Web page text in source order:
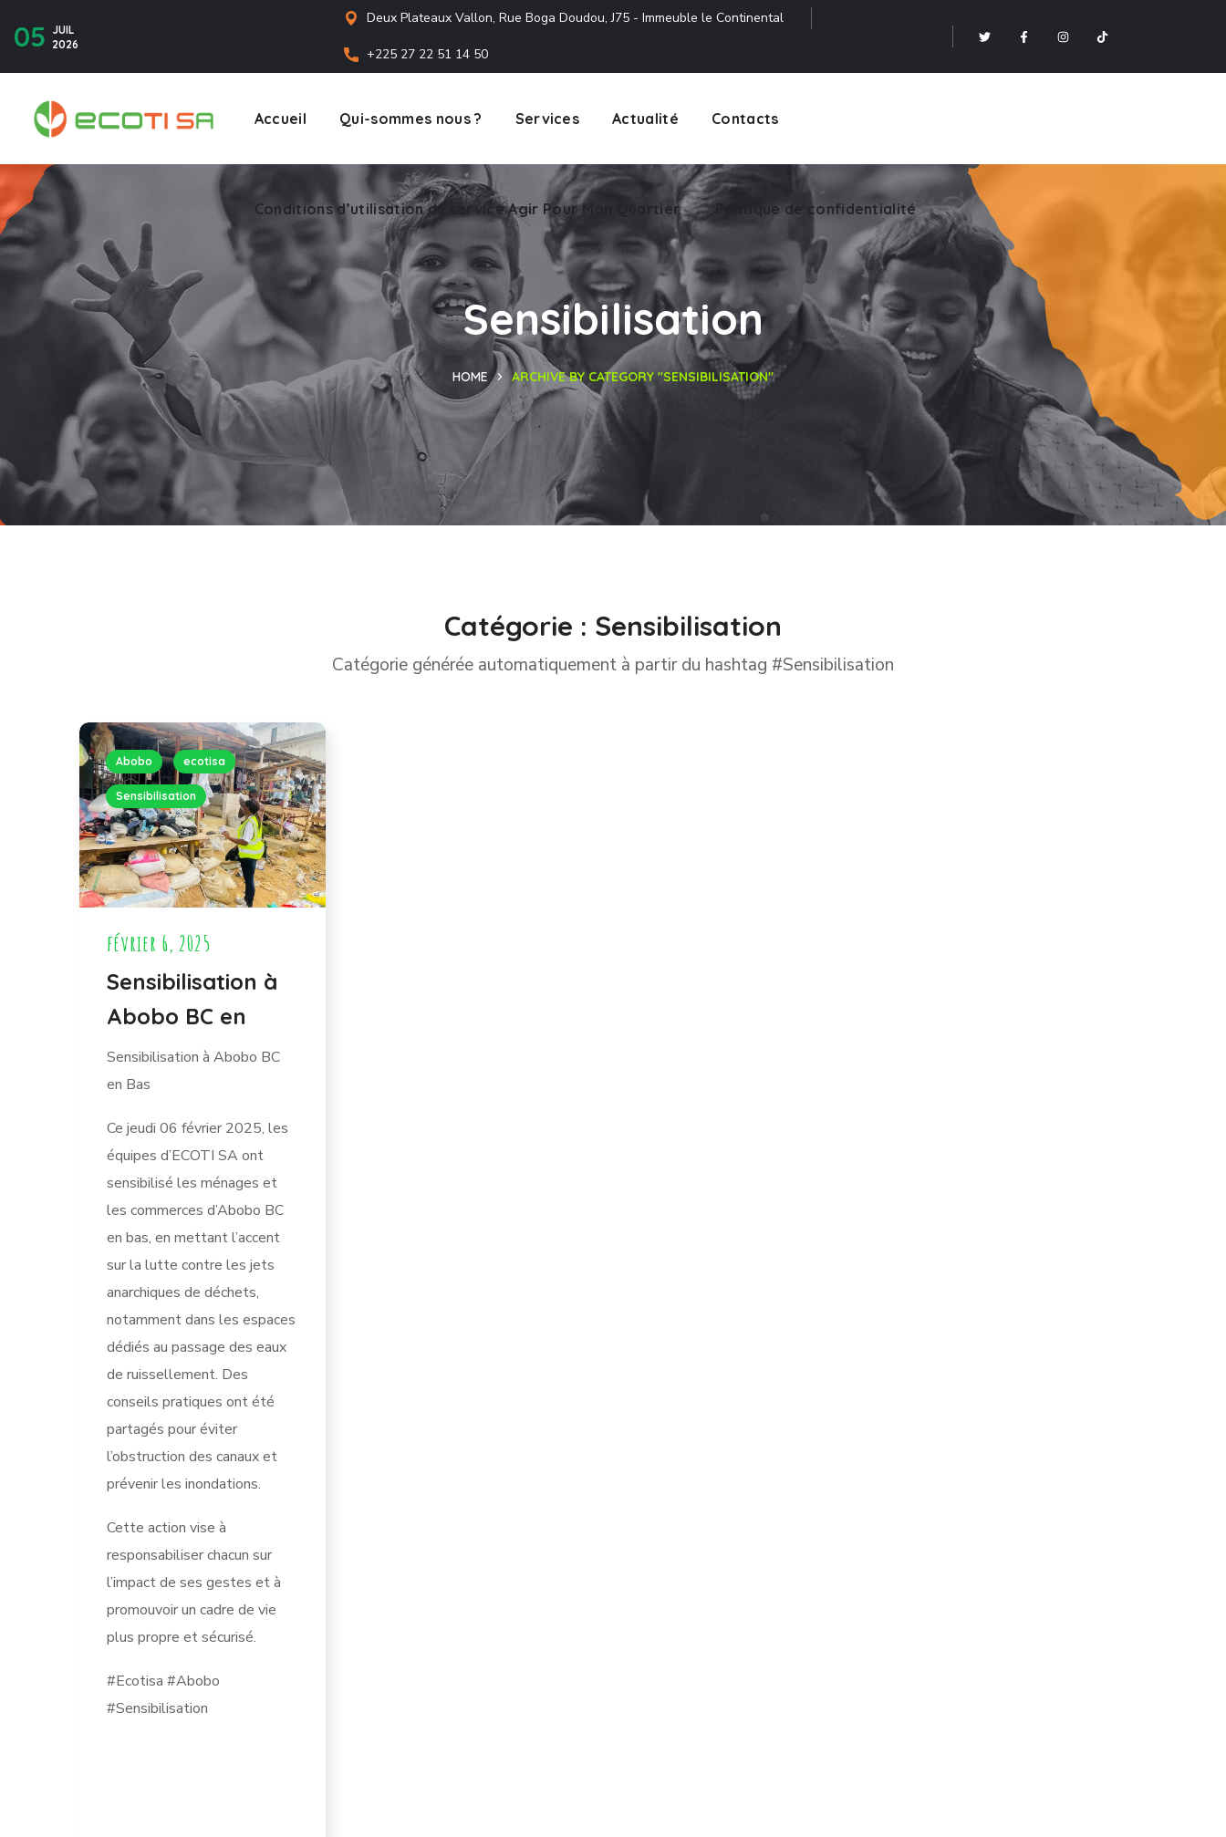
05 JUIL
2026
Deux Plateaux Vallon, Rue Boga Doudou, J75 - Immeuble le Continental
+225 27 22 51 14 50
Accueil Qui-sommes nous ? Services Actualité Contacts
Conditions d’utilisation du service Agir Pour Mon Quartier. Politique de confidentialité
Sensibilisation
HOME ARCHIVE BY CATEGORY "SENSIBILISATION"
Catégorie : Sensibilisation
Catégorie générée automatiquement à partir du hashtag #Sensibilisation
Abobo ecotisa
Sensibilisation
février 6, 2025
Sensibilisation à
Abobo BC en
Sensibilisation à Abobo BC
en Bas
Ce jeudi 06 février 2025, les
équipes d’ECOTI SA ont
sensibilisé les ménages et
les commerces d’Abobo BC
en bas, en mettant l’accent
sur la lutte contre les jets
anarchiques de déchets,
notamment dans les espaces
dédiés au passage des eaux
de ruissellement. Des
conseils pratiques ont été
partagés pour éviter
l’obstruction des canaux et
prévenir les inondations.
Cette action vise à
responsabiliser chacun sur
l’impact de ses gestes et à
promouvoir un cadre de vie
plus propre et sécurisé.
#Ecotisa #Abobo
#Sensibilisation